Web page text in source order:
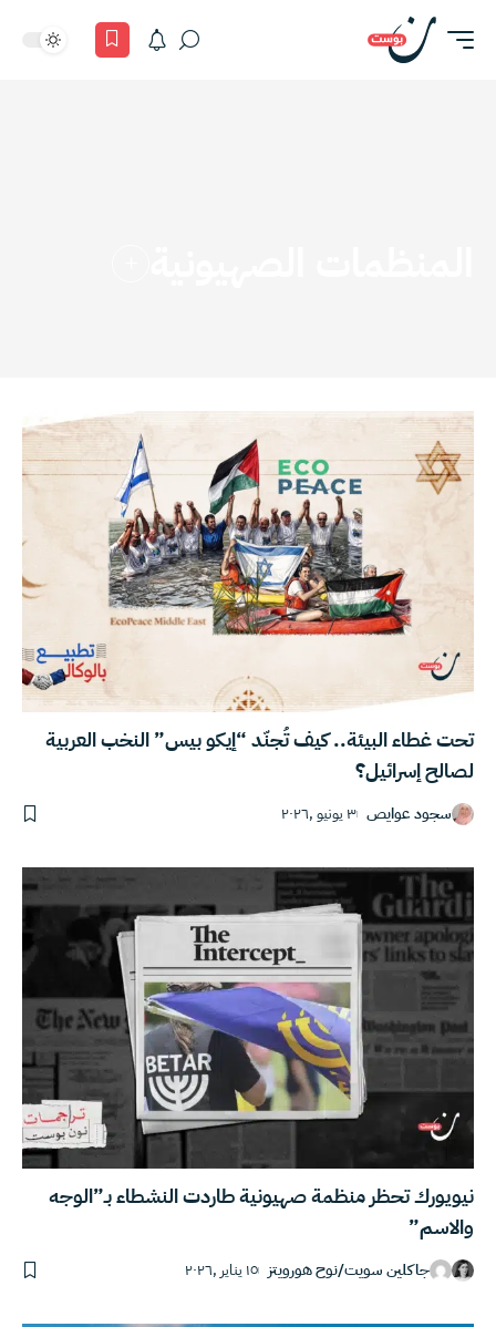
تحت غطاء البيئة.. كيف تُجنّد “إيكو بيس” النخب العربية
لصالح إسرائيل؟
سجود عوايص ٣ يونيو ,٢٠٢٦
نيويورك تحظر منظمة صهيونية طاردت النشطاء بـ”الوجه
والاسم”‎
جاكلين سويت/نوح هورويتز ١٥ يناير ,٢٠٢٦